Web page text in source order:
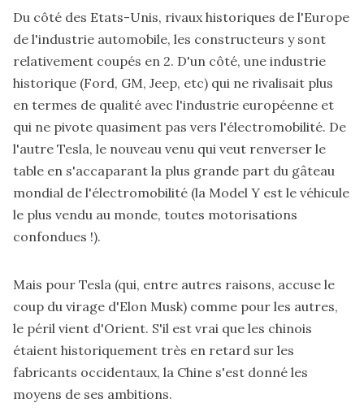
Du côté des Etats-Unis, rivaux historiques de l'Europe
de l'industrie automobile, les constructeurs y sont
relativement coupés en 2. D'un côté, une industrie
historique (Ford, GM, Jeep, etc) qui ne rivalisait plus
en termes de qualité avec l'industrie européenne et
qui ne pivote quasiment pas vers l'électromobilité. De
l'autre Tesla, le nouveau venu qui veut renverser le
table en s'accaparant la plus grande part du gâteau
mondial de l'électromobilité (la Model Y est le véhicule
le plus vendu au monde, toutes motorisations
confondues !).
Mais pour Tesla (qui, entre autres raisons, accuse le
coup du virage d'Elon Musk) comme pour les autres,
le péril vient d'Orient. S'il est vrai que les chinois
étaient historiquement très en retard sur les
fabricants occidentaux, la Chine s'est donné les
moyens de ses ambitions.